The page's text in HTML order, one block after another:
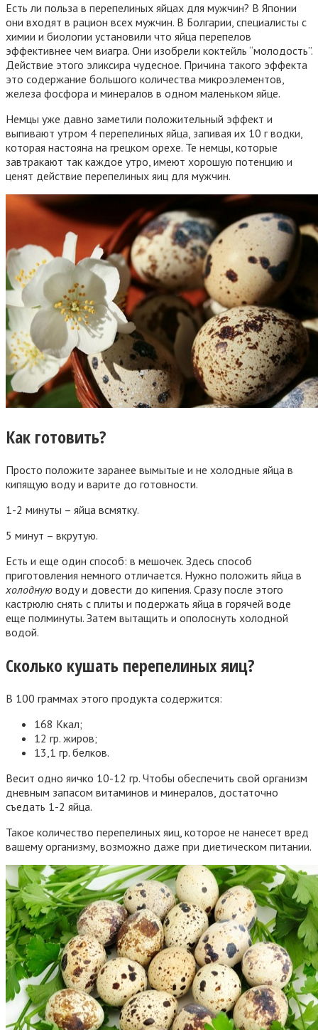
Есть ли польза в перепелиных яйцах для мужчин? В Японии
они входят в рацион всех мужчин. В Болгарии, специалисты с
химии и биологии установили что яйца перепелов
эффективнее чем виагра. Они изобрели коктейль “молодость”.
Действие этого эликсира чудесное. Причина такого эффекта
это содержание большого количества микроэлементов,
железа фосфора и минералов в одном маленьком яйце.
Немцы уже давно заметили положительный эффект и
выпивают утром 4 перепелиных яйца, запивая их 10 г водки,
которая настояна на грецком орехе. Те немцы, которые
завтракают так каждое утро, имеют хорошую потенцию и
ценят действие перепелиных яиц для мужчин.
Как готовить?
Просто положите заранее вымытые и не холодные яйца в
кипящую воду и варите до готовности.
1-2 минуты – яйца всмятку.
5 минут – вкрутую.
Есть и еще один способ: в мешочек. Здесь способ
приготовления немного отличается. Нужно положить яйца в
холодную воду и довести до кипения. Сразу после этого
кастрюлю снять с плиты и подержать яйца в горячей воде
еще полминуты. Затем вытащить и ополоснуть холодной
водой.
Сколько кушать перепелиных яиц?
В 100 граммах этого продукта содержится:
168 Ккал;
12 гр. жиров;
13,1 гр. белков.
Весит одно яичко 10-12 гр. Чтобы обеспечить свой организм
дневным запасом витаминов и минералов, достаточно
съедать 1-2 яйца.
Такое количество перепелиных яиц, которое не нанесет вред
вашему организму, возможно даже при диетическом питании.